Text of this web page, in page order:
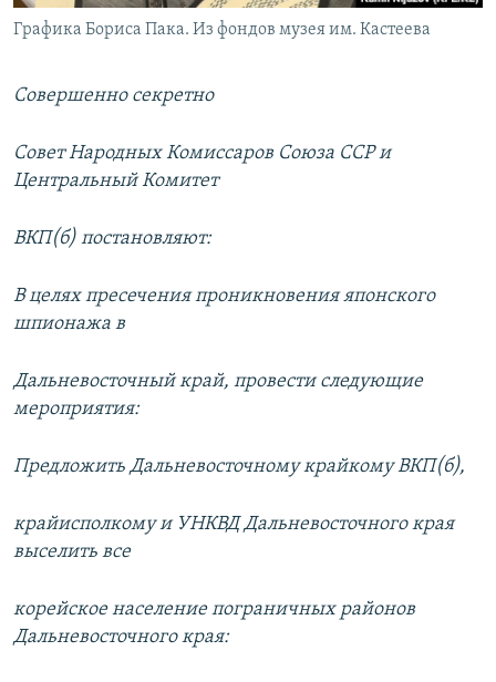
Графика Бориса Пака. Из фондов музея им. Кастеева
Совершенно секретно
Совет Народных Комиссаров Союза ССР и
Центральный Комитет
ВКП(б) постановляют:
В целях пресечения проникновения японского
шпионажа в
Дальневосточный край, провести следующие
мероприятия:
Предложить Дальневосточному крайкому ВКП(б),
крайисполкому и УНКВД Дальневосточного края
выселить все
корейское население пограничных районов
Дальневосточного края: